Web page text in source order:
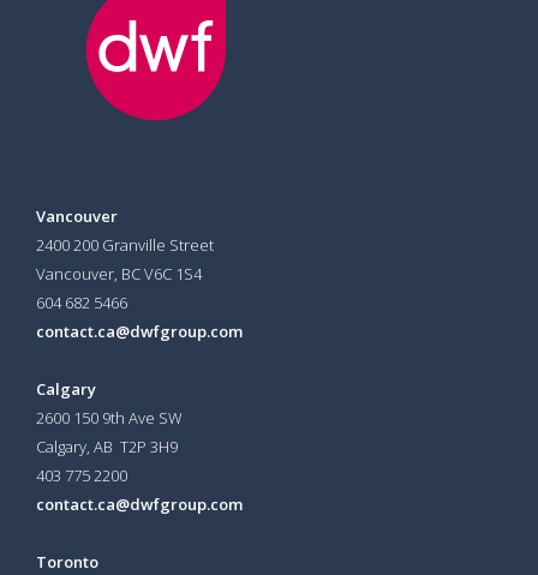
Vancouver
2400 200 Granville Street
Vancouver, BC V6C 1S4
604 682 5466
contact.ca@dwfgroup.com
Calgary
2600 150 9th Ave SW
Calgary, AB T2P 3H9
403 775 2200
contact.ca@dwfgroup.com
Toronto